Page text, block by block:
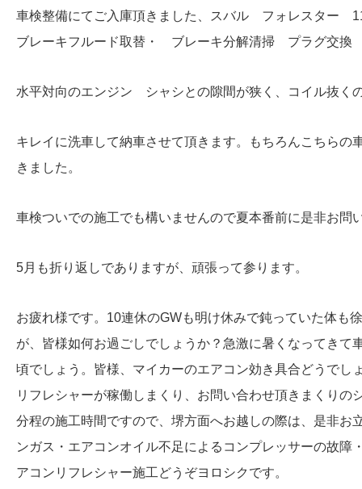
車検整備にてご入庫頂きました、スバル フォレスター
ブレーキフルード取替・ ブレーキ分解清掃 プラグ交換
水平対向のエンジン シャシとの隙間が狭く、コイル抜く
キレイに洗車して納車させて頂きます。もちろんこちら
きました。
車検ついでの施工でも構いませんので夏本番前に是非お問
5月も折り返しでありますが、頑張って参ります。
お疲れ様です。10連休のGWも明け休みで鈍っていた体も
が、皆様如何お過ごしでしょうか？急激に暑くなってき
頃でしょう。皆様、マイカーのエアコン効き具合どうでし
リフレシャーが稼働しまくり、お問い合わせ頂きまくり
分程の施工時間ですので、堺方面へお越しの際は、是非お
ンガス・エアコンオイル不足によるコンプレッサーの故
アコンリフレシャー施工どうぞヨロシクです。